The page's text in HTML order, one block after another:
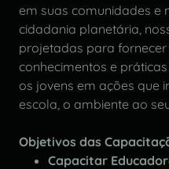
em suas comunidades e
cidadania planetária,
projetadas para fornecer
conhecimentos e
os jovens em ações que
escola, o ambiente ao
Objetivos das
Capacitar